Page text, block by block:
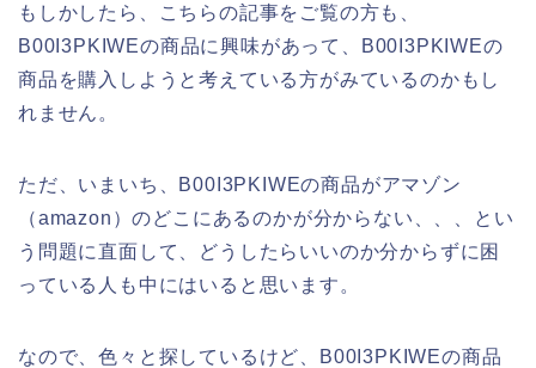
もしかしたら、こちらの記事をご覧の方も、
B00I3PKIWEの商品に興味があって、B00I3PKIWEの
商品を購入しようと考えている方がみているのかもし
れません。
ただ、いまいち、B00I3PKIWEの商品がアマゾン
（amazon）のどこにあるのかが分からない、、、とい
う問題に直面して、どうしたらいいのか分からずに困
っている人も中にはいると思います。
なので、色々と探しているけど、B00I3PKIWEの商品